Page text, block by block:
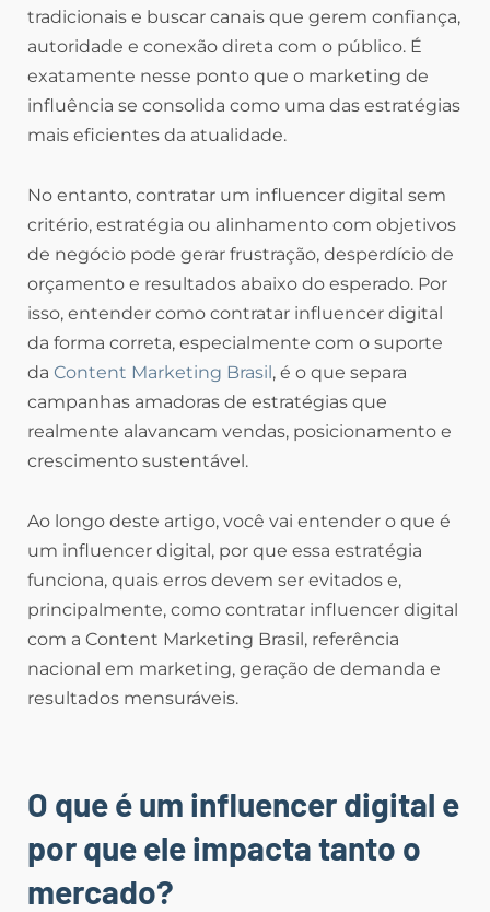
tradicionais e buscar canais que gerem confiança,
autoridade e conexão direta com o público. É
exatamente nesse ponto que o marketing de
influência se consolida como uma das estratégias
mais eficientes da atualidade.
No entanto, contratar um influencer digital sem
critério, estratégia ou alinhamento com objetivos
de negócio pode gerar frustração, desperdício de
orçamento e resultados abaixo do esperado. Por
isso, entender como contratar influencer digital
da forma correta, especialmente com o suporte
da Content Marketing Brasil, é o que separa
campanhas amadoras de estratégias que
realmente alavancam vendas, posicionamento e
crescimento sustentável.
Ao longo deste artigo, você vai entender o que é
um influencer digital, por que essa estratégia
funciona, quais erros devem ser evitados e,
principalmente, como contratar influencer digital
com a Content Marketing Brasil, referência
nacional em marketing, geração de demanda e
resultados mensuráveis.
O que é um influencer digital e
por que ele impacta tanto o
mercado?